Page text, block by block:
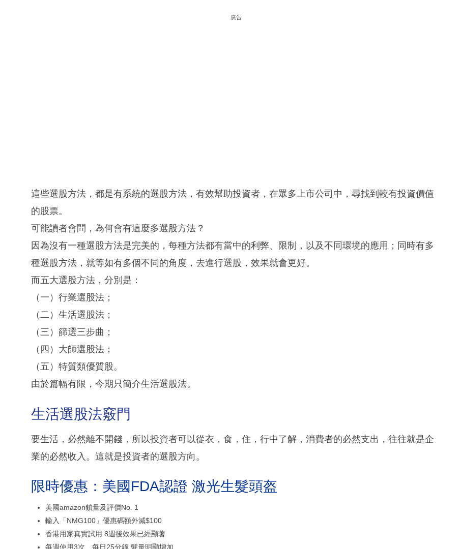
廣告
這些選股方法，都是有系統的選股方法，有效幫助投資者，在眾多上市公司中，尋找到較有投資價值
的股票。
可能讀者會問，為何會有這麼多選股方法？
因為沒有一種選股方法是完美的，每種方法都有當中的利弊、限制，以及不同環境的應用；同時有多
種選股方法，就等如有多個不同的角度，去進行選股，效果就會更好。
而五大選股方法，分別是：
（一）行業選股法；
（二）生活選股法；
（三）篩選三步曲；
（四）大師選股法；
（五）特質類優質股。
由於篇幅有限，今期只簡介生活選股法。
生活選股法竅門
要生活，必然離不開錢，所以投資者可以從衣，食，住，行中了解，消費者的必然支出，往往就是企
業的必然收入。這就是投資者的選股方向。
限時優惠：美國FDA認證 激光生髮頭盔
美國amazon鎖量及評價No. 1
輸入「NMG100」優惠碼額外減$100
香港用家真實試用 8週後效果已經顯著
每週使用3次、每日25分鐘 髮量明顯增加